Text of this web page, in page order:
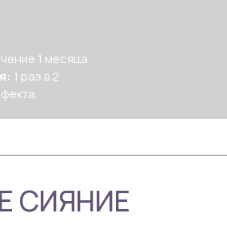
1 месяца.
1 раз в 2
СИЯНИЕ